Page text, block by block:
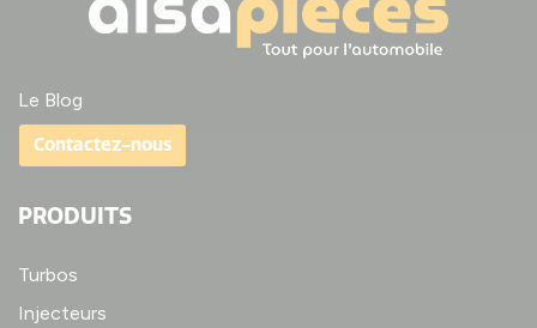
Le Blog
Contactez-nous
PRODUITS
Turbos
Injecteurs